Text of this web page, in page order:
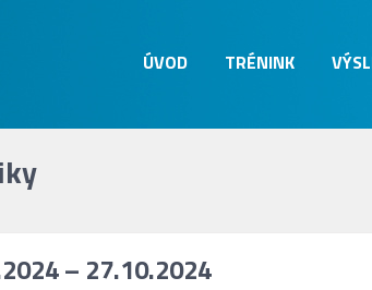
ÚVOD TRÉNINK
– 27.10.2024